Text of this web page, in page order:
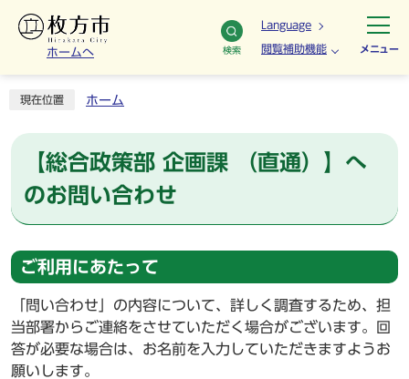
ホームへ 検索
Language
閲覧補助機能 メニュー
現在位置 ホーム
【総合政策部 企画課 （直通）】へ
のお問い合わせ
ご利用にあたって
「問い合わせ」の内容について、詳しく調査するため、担
当部署からご連絡をさせていただく場合がございます。回
答が必要な場合は、お名前を入力していただきますようお
願いします。